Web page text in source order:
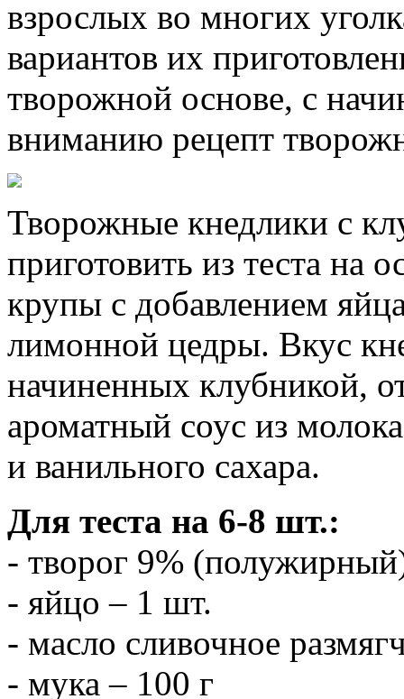
взрослых во многих
вариантов их
творожной основе, с
вниманию рецепт
Творожные кнедлики с
приготовить из теста на
крупы с добавлением
лимонной цедры. Вкус
начиненных клубникой,
ароматный соус из
и ванильного сахара.
Для теста на 6-8 шт.:
- творог 9%
- яйцо – 1 шт.
- масло сливочное
- мука – 100 г